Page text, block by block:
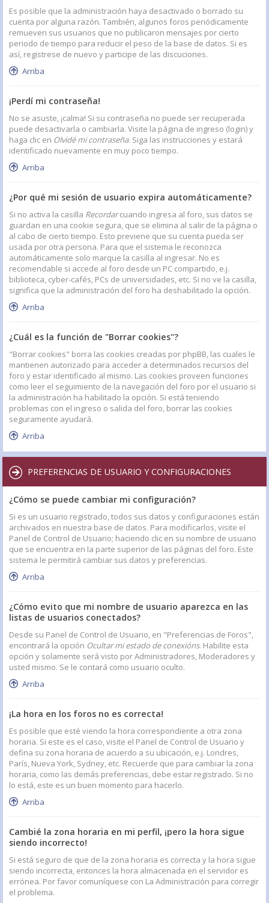
Es posible que la administración haya desactivado o borrado su
cuenta por alguna razón. También, algunos foros periódicamente
remueven sus usuarios que no publicaron mensajes por cierto
periodo de tiempo para reducir el peso de la base de datos. Si es
así, registrese de nuevo y participe de las discuciones.
Arriba
¡Perdí mi contraseña!
No se asuste, ¡calma! Si su contraseña no puede ser recuperada
puede desactivarla o cambiarla. Visite la página de ingreso (login) y
haga clic en Olvidé mi contraseña. Siga las instrucciones y estará
identificado nuevamente en muy poco tiempo.
Arriba
¿Por qué mi sesión de usuario expira automáticamente?
Si no activa la casilla Recordarcuando ingresa al foro, sus datos se
guardan en una cookie segura, que se elimina al salir de la página o
al cabo de cierto tiempo. Esto previene que su cuenta pueda ser
usada por otra persona. Para que el sistema le reconozca
automáticamente solo marque la casilla al ingresar. No es
recomendable si accede al foro desde un PC compartido, e.j.
biblioteca, cyber-cafés, PCs de universidades, etc. Si no ve la casilla,
significa que la administración del foro ha deshabilitado la opción.
Arriba
¿Cuál es la función de "Borrar cookies"?
"Borrar cookies" borra las cookies creadas por phpBB, las cuales le
mantienen autorizado para acceder a determinados recursos del
foro y estar identificado al mismo. Las cookies proveen funciones
como leer el seguimiento de la navegación del foro por el usuario si
la administración ha habilitado la opción. Si está teniendo
problemas con el ingreso o salida del foro, borrar las cookies
seguramente ayudará.
Arriba
PREFERENCIAS DE USUARIO Y CONFIGURACIONES
¿Cómo se puede cambiar mi configuración?
Si es un usuario registrado, todos sus datos y configuraciones están
archivados en nuestra base de datos. Para modificarlos, visite el
Panel de Control de Usuario; haciendo clic en su nombre de usuario
que se encuentra en la parte superior de las páginas del foro. Este
sistema le permitirá cambiar sus datos y preferencias.
Arriba
¿Cómo evito que mi nombre de usuario aparezca en las
listas de usuarios conectados?
Desde su Panel de Control de Usuario, en "Preferencias de Foros",
encontrará la opción Ocultar mi estado de conexións. Habilite esta
opción y solamente será visto por Administradores, Moderadores y
usted mismo. Se le contará como usuario oculto.
Arriba
¡La hora en los foros no es correcta!
Es posible que esté viendo la hora correspondiente a otra zona
horaria. Si este es el caso, visite el Panel de Control de Usuario y
defina su zona horaria de acuerdo a su ubicación, e.j. Londres,
París, Nueva York, Sydney, etc. Recuerde que para cambiar la zona
horaria, como las demás preferencias, debe estar registrado. Si no
lo está, este es un buen momento para hacerlo.
Arriba
Cambié la zona horaria en mi perfil, ¡pero la hora sigue
siendo incorrecto!
Si está seguro de que de la zona horaria es correcta y la hora sigue
siendo incorrecta, entonces la hora almacenada en el servidor es
errónea. Por favor comuníquese con La Administración para corregir
el problema.